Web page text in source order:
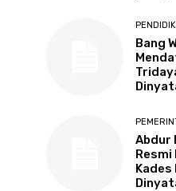
Bang
Abdur
Kades